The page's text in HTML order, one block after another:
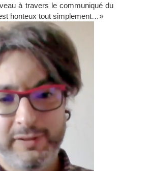
à travers le communiqué du
honteux tout simplement…»